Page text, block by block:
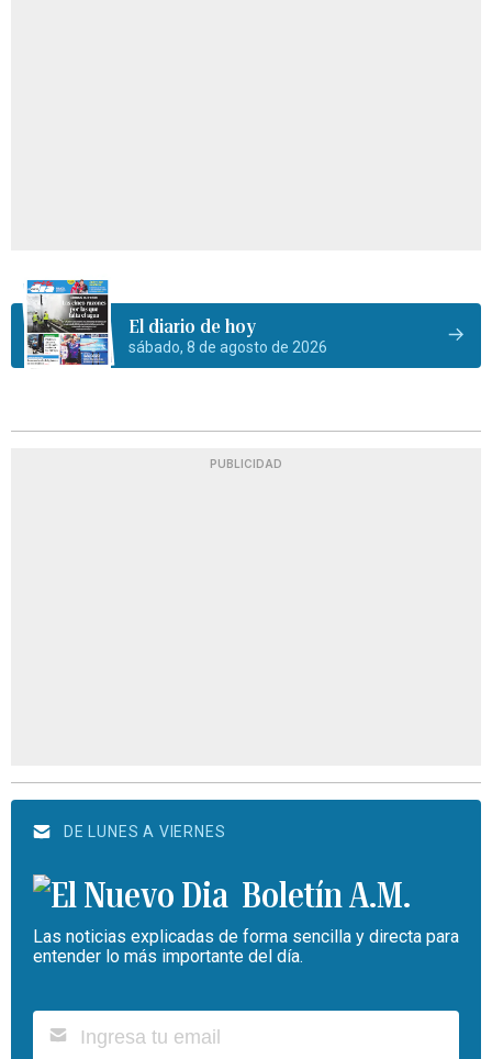
El diario de hoy
sábado, 8 de agosto de 2026
PUBLICIDAD
DE LUNES A VIERNES
Boletín A.M.
Las noticias explicadas de forma sencilla y directa para
entender lo más importante del día.